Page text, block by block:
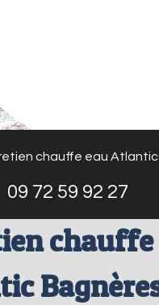
chauffe eau Atlantic
09 72 59 92 27
chauffe